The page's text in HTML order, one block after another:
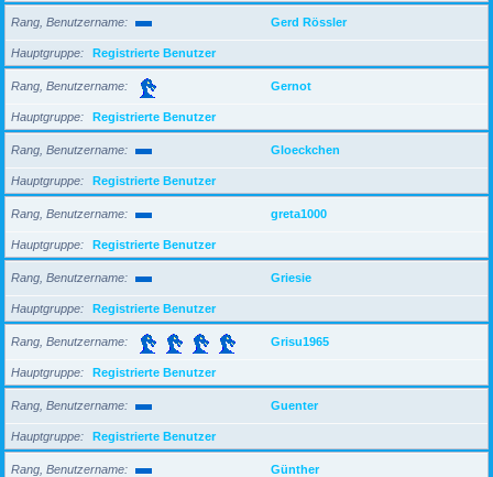
Rang, Benutzername Gerd Rössler
Hauptgruppe Registrierte Benutzer
Rang, Benutzername Gernot
Hauptgruppe Registrierte Benutzer
Rang, Benutzername Gloeckchen
Hauptgruppe Registrierte Benutzer
Rang, Benutzername greta1000
Hauptgruppe Registrierte Benutzer
Rang, Benutzername Griesie
Hauptgruppe Registrierte Benutzer
Rang, Benutzername Grisu1965
Hauptgruppe Registrierte Benutzer
Rang, Benutzername Guenter
Hauptgruppe Registrierte Benutzer
Rang, Benutzername Günther